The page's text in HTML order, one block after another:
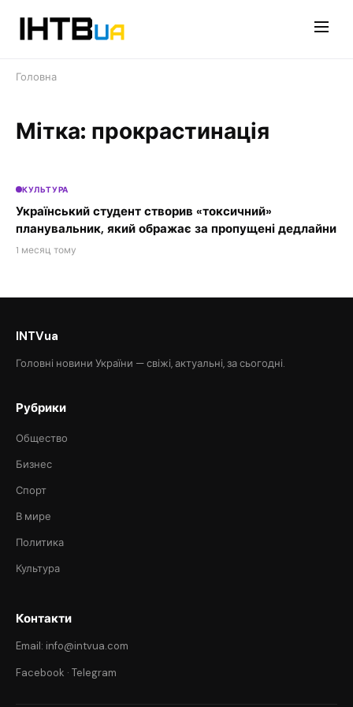
Головна
Мітка: прокрастинація
КУЛЬТУРА
Український студент створив «токсичний»
планувальник, який ображає за пропущені дедлайни
1 месяц тому
INTVua
Головні новини України — свіжі, актуальні, за сьогодні.
Рубрики
Общество
Бизнес
Спорт
В мире
Политика
Культура
Контакти
Email: info@intvua.com
Facebook · Telegram